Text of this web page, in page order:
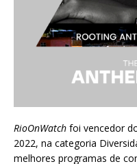
RioOnWatch foi vencedor
2022, na categoria
melhores programas de